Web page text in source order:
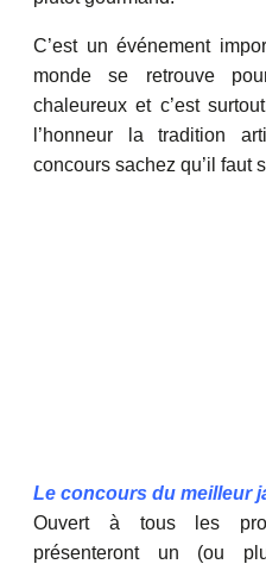
C’est un événement
monde se retrouve
chaleureux et c’est
l’honneur la tradition
concours sachez qu’il faut
Le concours du meilleur
Ouvert à tous les
présenteront un (ou